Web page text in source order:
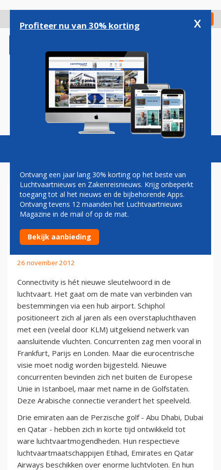
gaan
Check in
Magazine Podcasts Vacatures
JOHN JANSEN:
CONCURRENTIE MET
CONNECTIES
26 november 2012
Connectivity is hét nieuwe sleutelwoord in de
luchtvaart. Het gaat om de mate van verbinden van
bestemmingen via een hub airport. Schiphol
positioneert zich al jaren als een overstapluchthaven
met een (veelal door KLM) uitgekiend netwerk van
aansluitende vluchten. Concurrenten zag men vooral in
Frankfurt, Parijs en Londen. Maar die eurocentrische
visie moet nodig worden bijgesteld. Nieuwe
concurrenten bevinden zich net buiten de Europese
Unie in Istanboel, maar met name in de Golfstaten.
Deze Arabische connectie verandert het speelveld.
Drie emiraten aan de Perzische golf - Abu Dhabi, Dubai
en Qatar - hebben zich in korte tijd ontwikkeld tot
ware luchtvaartmogendheden. Hun respectieve
luchtvaartmaatschappijen Etihad, Emirates en Qatar
Airways beschikken over enorme luchtvloten. En hun
Profiteer nu van 30% korting x
Ontvang een jaar lang 30% korting op het beste van
Luchtvaartnieuws en Zakenreisnieuws. Krijg onbeperkt
toegang tot al het nieuws en de bijbehorende Apps.
Ontvang tevens 12 maanden het Luchtvaartnieuws
Magazine in de mail of op de mat.
Bekijk aanbieding